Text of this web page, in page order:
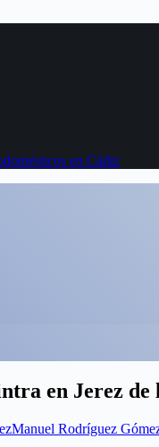
en Cádiz
en Jerez
Manuel Rodríguez